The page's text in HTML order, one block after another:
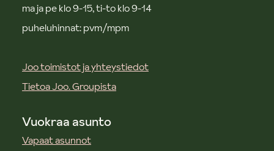
ma ja pe klo 9-15, ti-to klo 9-14
puheluhinnat: pvm/mpm
Joo toimistot ja yhteystiedot
Tietoa Joo. Groupista
Vuokraa asunto
Vapaat asunnot